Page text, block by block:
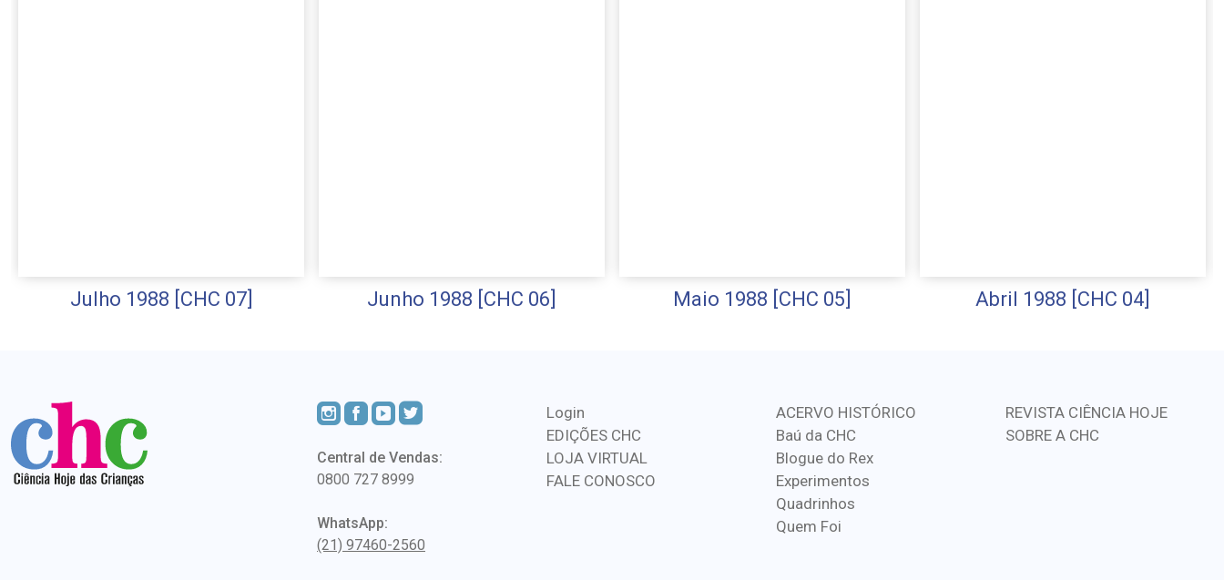
Julho 1988 [CHC 07] Junho 1988 [CHC 06] Maio 1988 [CHC 05] Abril 1988 [CHC 04]
Central de Vendas:
0800 727 8999
WhatsApp:
(21) 97460-2560
Login
EDIÇÕES CHC
LOJA VIRTUAL
FALE CONOSCO
ACERVO HISTÓRICO
Baú da CHC
Blogue do Rex
Experimentos
Quadrinhos
Quem Foi
REVISTA CIÊNCIA HOJE
SOBRE A CHC